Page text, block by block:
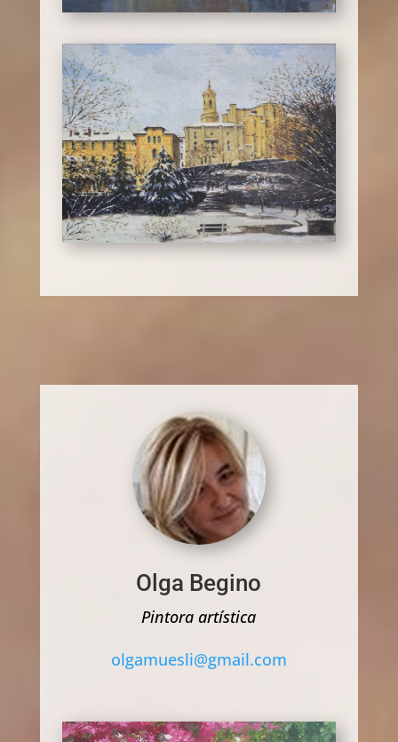
Olga Begino
Pintora artística
olgamuesli@gmail.com